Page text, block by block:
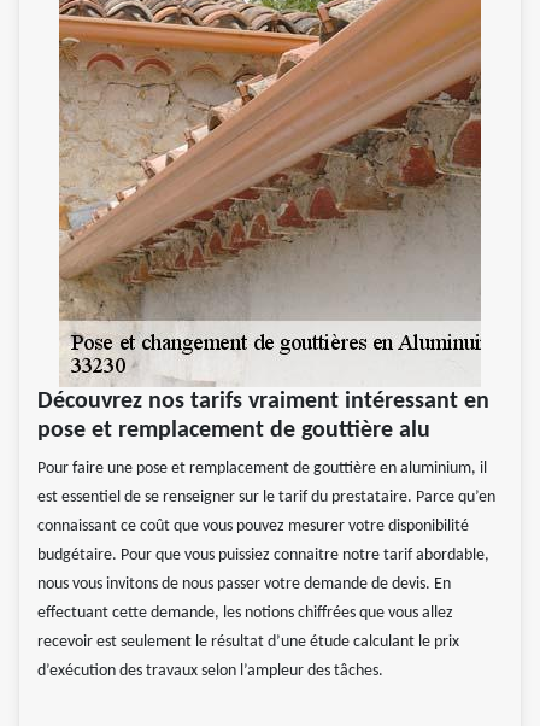
Découvrez nos tarifs vraiment intéressant en
pose et remplacement de gouttière alu
Pour faire une pose et remplacement de gouttière en aluminium, il
est essentiel de se renseigner sur le tarif du prestataire. Parce qu’en
connaissant ce coût que vous pouvez mesurer votre disponibilité
budgétaire. Pour que vous puissiez connaitre notre tarif abordable,
nous vous invitons de nous passer votre demande de devis. En
effectuant cette demande, les notions chiffrées que vous allez
recevoir est seulement le résultat d’une étude calculant le prix
d’exécution des travaux selon l’ampleur des tâches.